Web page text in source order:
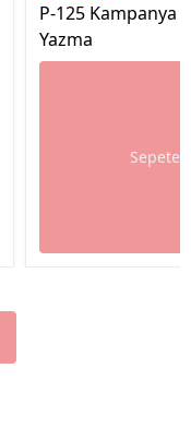
P-125 Kampanya
Yazma
Sepete